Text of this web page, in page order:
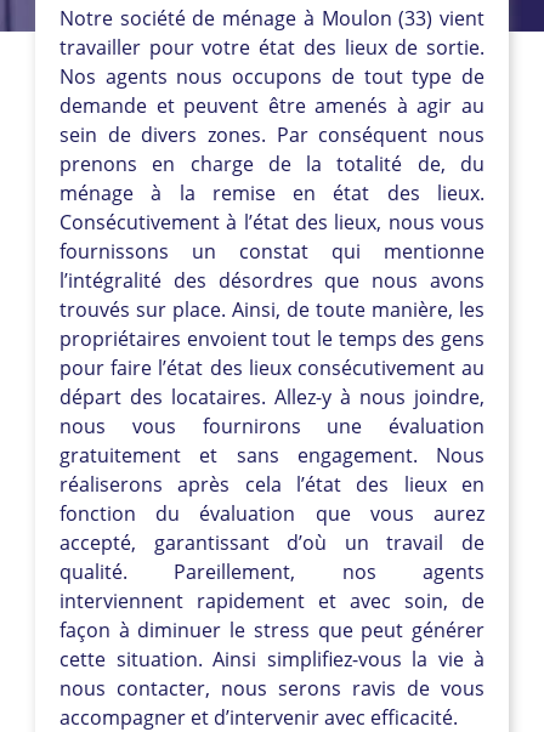
Notre société de ménage à Moulon (33) vient
travailler pour votre état des lieux de sortie.
Nos agents nous occupons de tout type de
demande et peuvent être amenés à agir au
sein de divers zones. Par conséquent nous
prenons en charge de la totalité de, du
ménage à la remise en état des lieux.
Consécutivement à l’état des lieux, nous vous
fournissons un constat qui mentionne
l’intégralité des désordres que nous avons
trouvés sur place. Ainsi, de toute manière, les
propriétaires envoient tout le temps des gens
pour faire l’état des lieux consécutivement au
départ des locataires. Allez-y à nous joindre,
nous vous fournirons une évaluation
gratuitement et sans engagement. Nous
réaliserons après cela l’état des lieux en
fonction du évaluation que vous aurez
accepté, garantissant d’où un travail de
qualité. Pareillement, nos agents
interviennent rapidement et avec soin, de
façon à diminuer le stress que peut générer
cette situation. Ainsi simplifiez-vous la vie à
nous contacter, nous serons ravis de vous
accompagner et d’intervenir avec efficacité.